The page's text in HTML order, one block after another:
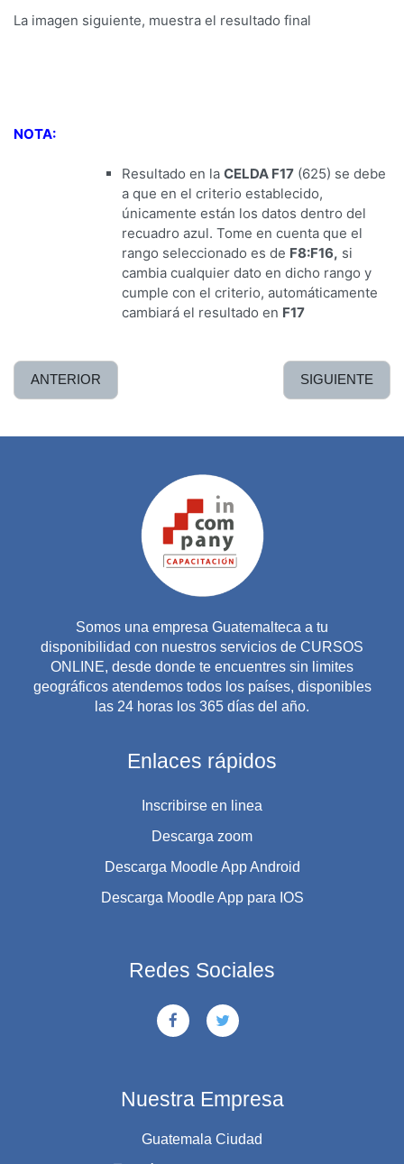
La imagen siguiente, muestra el resultado final
NOTA:
Resultado en la CELDA F17 (625) se debe
a que en el criterio establecido,
únicamente están los datos dentro del
recuadro azul. Tome en cuenta que el
rango seleccionado es de F8:F16, si
cambia cualquier dato en dicho rango y
cumple con el criterio, automáticamente
cambiará el resultado en F17
ANTERIOR SIGUIENTE
Somos una empresa Guatemalteca a tu
disponibilidad con nuestros servicios de CURSOS
ONLINE, desde donde te encuentres sin limites
geográficos atendemos todos los países, disponibles
las 24 horas los 365 días del año.
Enlaces rápidos
Inscribirse en linea
Descarga zoom
Descarga Moodle App Android
Descarga Moodle App para IOS
Redes Sociales
Nuestra Empresa
Guatemala Ciudad